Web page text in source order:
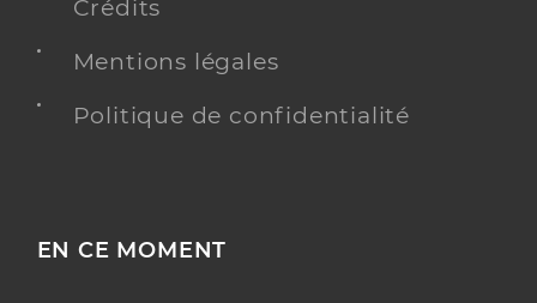
Crédits
Mentions légales
Politique de confidentialité
EN CE MOMENT